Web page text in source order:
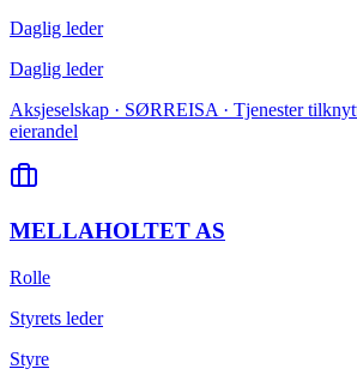
Daglig leder
Daglig leder
Aksjeselskap · SØRREISA · Tjenester
eierandel
MELLAHOLTET AS
Rolle
Styrets leder
Styre